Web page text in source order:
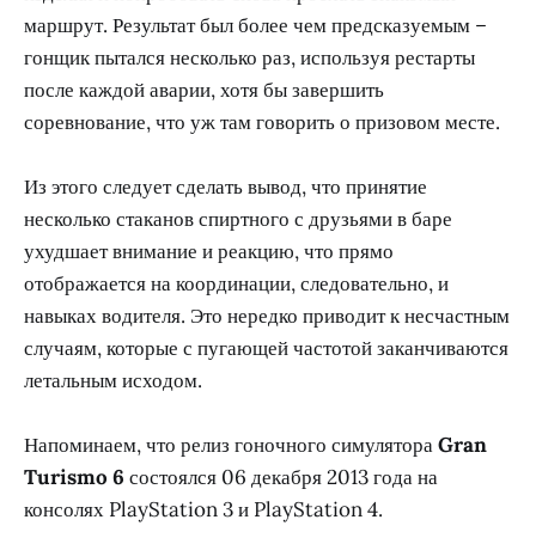
маршрут. Результат был более чем предсказуемым –
гонщик пытался несколько раз, используя рестарты
после каждой аварии, хотя бы завершить
соревнование, что уж там говорить о призовом месте.
Из этого следует сделать вывод, что принятие
несколько стаканов спиртного с друзьями в баре
ухудшает внимание и реакцию, что прямо
отображается на координации, следовательно, и
навыках водителя. Это нередко приводит к несчастным
случаям, которые с пугающей частотой заканчиваются
летальным исходом.
Напоминаем, что релиз гоночного симулятораGran
Turismo 6 состоялся 06 декабря 2013 года на
консолях PlayStation 3 и PlayStation 4.